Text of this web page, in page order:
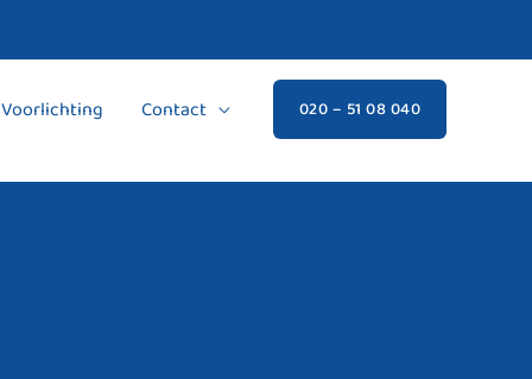
Voorlichting Contact 020 – 51 08 040